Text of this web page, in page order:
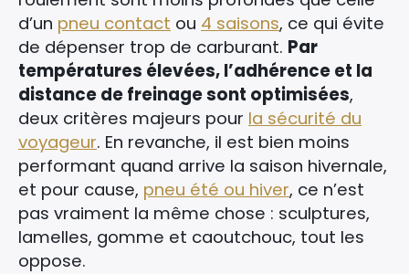
d’un pneu contact ou 4 saisons, ce qui évite
de dépenser trop de carburant. Par
températures élevées, l’adhérence et la
distance de freinage sont optimisées,
deux critères majeurs pour la sécurité du
voyageur. En revanche, il est bien moins
performant quand arrive la saison hivernale,
et pour cause, pneu été ou hiver, ce n’est
pas vraiment la même chose : sculptures,
lamelles, gomme et caoutchouc, tout les
oppose.